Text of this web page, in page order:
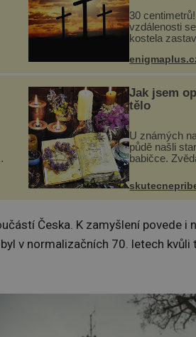
30
vzdálenosti
kostela
květnu 2014
nedaleké
Jak jsem
tělo
U známých
půdě našli
babičce.
lektvar…
chalupě se
změnil v
Česka. K zamyšlení povede i
v normalizačních 70. letech kvůli